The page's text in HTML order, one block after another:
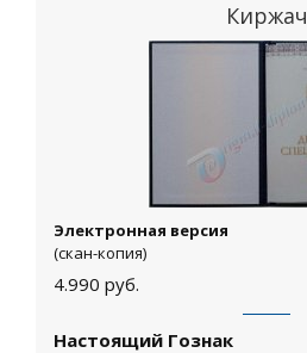
Киржач
Электронная версия
(скан-копия)
4.990 руб.
Настоящий Гознак